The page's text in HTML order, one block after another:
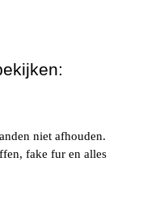
niet afhouden.
fake fur en alles